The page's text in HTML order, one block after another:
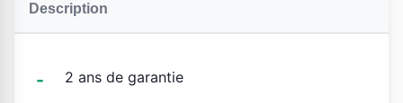
Description
2 ans de garantie